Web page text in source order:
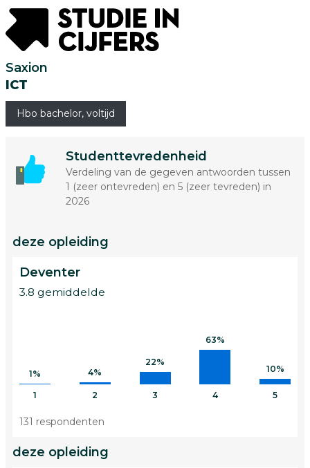
Saxion
ICT
Hbo bachelor, voltijd
Studenttevredenheid
Verdeling van de gegeven antwoorden tussen
1 (zeer ontevreden) en 5 (zeer tevreden) in
2026
deze opleiding
Deventer
3.8 gemiddelde
1%
1
4%
2
22%
3
63%
4
10%
5
131 respondenten
deze opleiding